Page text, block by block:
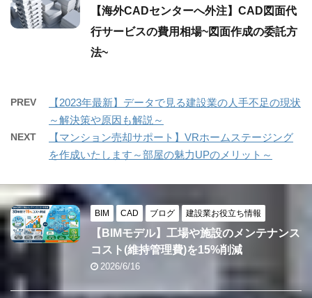
【海外CADセンターへ外注】CAD図面代
行サービスの費用相場~図面作成の委託方
法~
PREV
【2023年最新】データで見る建設業の人手不足の現状
～解決策や原因も解説～
NEXT
【マンション売却サポート】VRホームステージング
を作成いたします～部屋の魅力UPのメリット～
BIM CAD ブログ 建設業お役立ち情報
【BIMモデル】工場や施設のメンテナンス
コスト(維持管理費)を15%削減
2026/6/16